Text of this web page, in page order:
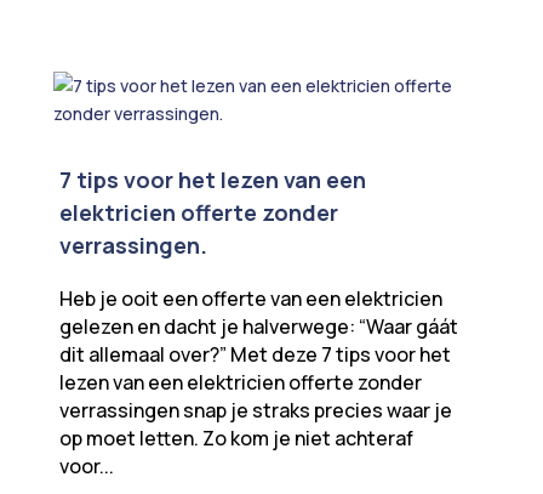
7 tips voor het lezen van een
elektricien offerte zonder
verrassingen.
Heb je ooit een offerte van een elektricien
gelezen en dacht je halverwege: “Waar gáát
dit allemaal over?” Met deze 7 tips voor het
lezen van een elektricien offerte zonder
verrassingen snap je straks precies waar je
op moet letten. Zo kom je niet achteraf
voor...